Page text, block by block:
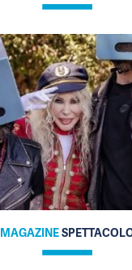
MAGAZINE